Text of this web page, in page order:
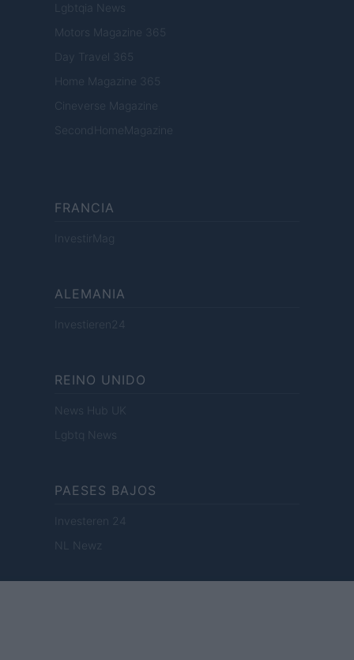
Lgbtqia News
Motors Magazine 365
Day Travel 365
Home Magazine 365
Cineverse Magazine
SecondHomeMagazine
FRANCIA
InvestirMag
ALEMANIA
Investieren24
REINO UNIDO
News Hub UK
Lgbtq News
PAESES BAJOS
Investeren 24
NL Newz